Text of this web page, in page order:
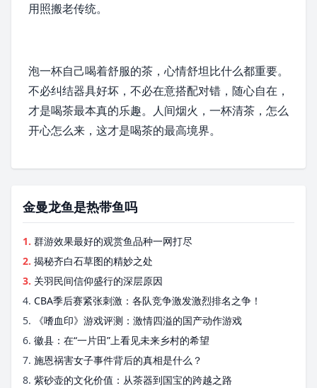
用照搬老传统。
泡一杯自己喝着舒服的茶，心情舒坦比什么都重要。
不必纠结器具好坏，不必在意搭配对错，随心自在，
才是喝茶最本真的乐趣。人间烟火，一杯清茶，怎么
开心怎么来，这才是喝茶的最高境界。
金曼龙鱼是热带鱼吗
1. 群游效果最好的观赏鱼品种一网打尽
2. 揭秘齐白石草图的精妙之处
3. 关羽民间信仰盛行的深层原因
4. CBA季后赛紧张刺激：各队竞争激发激烈排名之争！
5.
《嗜血印》游戏评测：激情四溢的国产动作游戏
6. 徽县：在“一片田”上看见未来乡村的希望
7. 施恩祸害女子事件背后的真相是什么？
8. 紫砂壶的文化价值：从茶器到国宝的跨越之路